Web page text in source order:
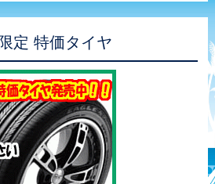
定 特価タイヤ